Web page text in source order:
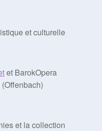
et culturelle
et BarokOpera
(Offenbach)
et la collection